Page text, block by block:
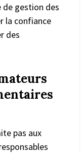
de gestion des
la confiance
des
pas aux